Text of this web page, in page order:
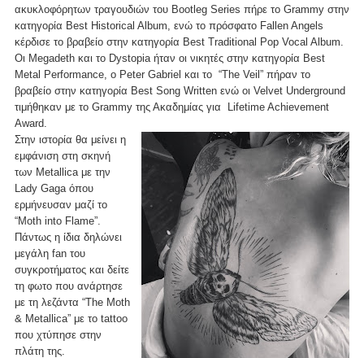
ακυκλοφόρητων τραγουδιών του Bootleg Series πήρε το Grammy στην
κατηγορία Best Historical Album, ενώ το πρόσφατο Fallen Angels
κέρδισε το βραβείο στην κατηγορία Best Traditional Pop Vocal Album.
Οι Megadeth και το Dystopia ήταν οι νικητές στην κατηγορία Best
Metal Performance, ο Peter Gabriel και το “The Veil” πήραν το
βραβείο στην κατηγορία Best Song Written ενώ οι Velvet Underground
τιμήθηκαν με το Grammy της Ακαδημίας για Lifetime Achievement
Award.
Στην ιστορία θα μείνει η
εμφάνιση στη σκηνή
των Metallica με την
Lady Gaga όπου
ερμήνευσαν μαζί το
“Moth into Flame”.
Πάντως η ίδια δηλώνει
μεγάλη fan του
συγκροτήματος και δείτε
τη φωτο που ανάρτησε
με τη λεζάντα “The Moth
& Metallica” με το tattoo
που χτύπησε στην
πλάτη της.